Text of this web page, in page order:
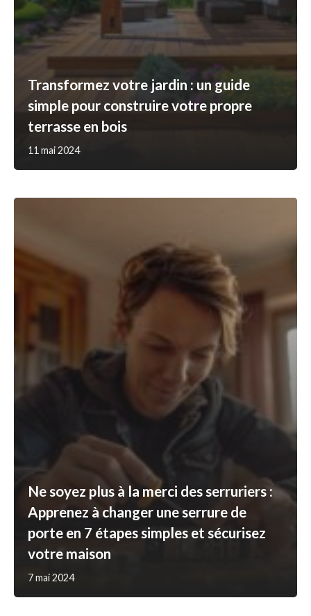
Transformez votre jardin : un guide
simple pour construire votre propre
terrasse en bois
11 mai 2024
Ne soyez plus à la merci des serruriers :
Apprenez à changer une serrure de
porte en 7 étapes simples et sécurisez
votre maison
7 mai 2024